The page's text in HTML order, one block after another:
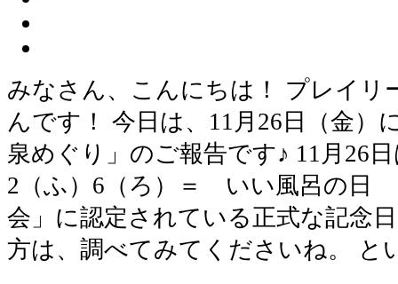
みなさん、こんにちは！ プレイリ
んです！ 今日は、11月26日（金）
泉めぐり」のご報告です♪ 11月26
2（ふ）6（ろ）＝ いい風呂の日
会」に認定されている正式な記念
方は、調べてみてくださいね。